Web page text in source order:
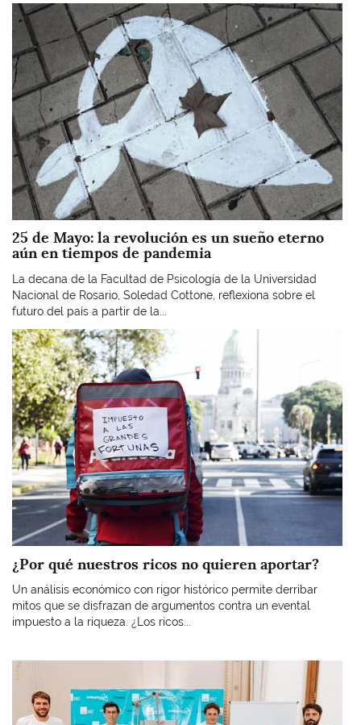
Imagen
25 de Mayo: la revolución es un sueño eterno
aún en tiempos de pandemia
La decana de la Facultad de Psicología de la Universidad
Nacional de Rosario, Soledad Cottone, reflexiona sobre el
futuro del país a partir de la...
Imagen
¿Por qué nuestros ricos no quieren aportar?
Un análisis económico con rigor histórico permite derribar
mitos que se disfrazan de argumentos contra un evental
impuesto a la riqueza. ¿Los ricos...
Imagen